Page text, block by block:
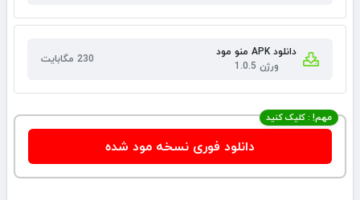
دانلود APK منو مود
ورژن 1.0.5
230 مگابایت
مهم! : کلیک کنید
دانلود فوری نسخه مود شده